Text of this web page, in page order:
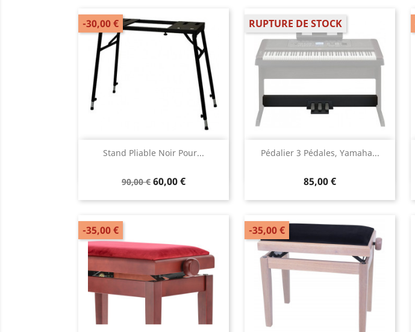
Stand Pliable Noir Pour...
90,00 € 60,00 €
-30,00 €
 Aperçu rapide Pédalier 3 Pédales, Yamaha...
85,00 €
RUPTURE DE STOCK
Aperçu rapide
-35,00 € -35,00 €